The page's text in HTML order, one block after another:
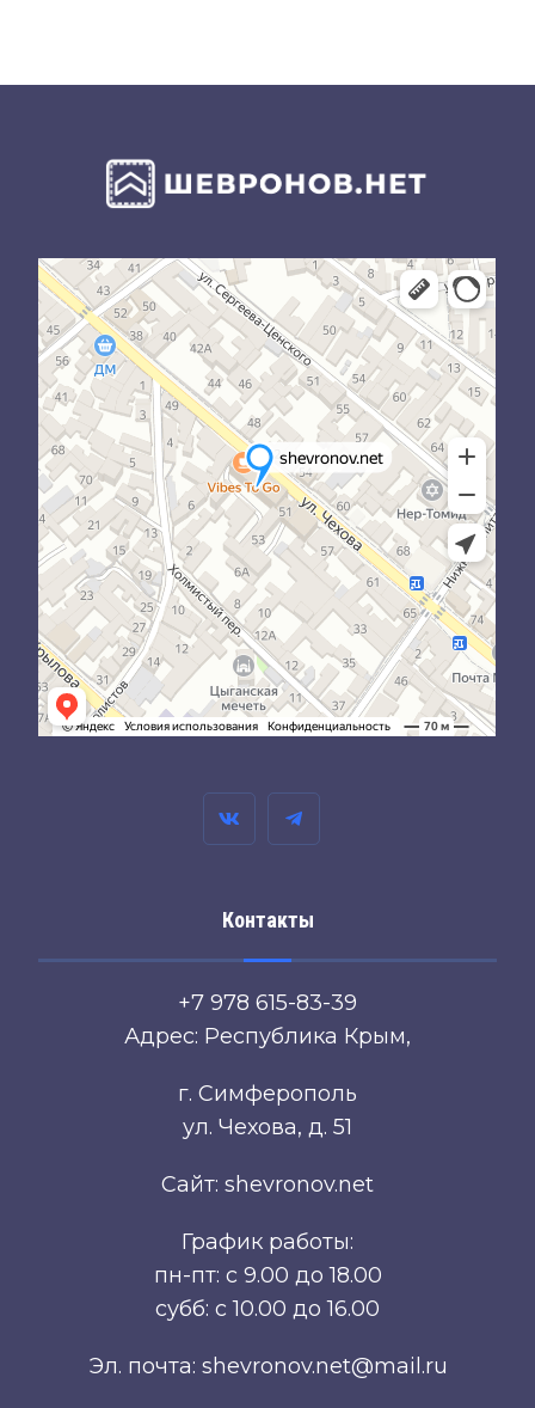
Контакты
+7 978 615-83-39
Адрес: Республика Крым,
г. Симферополь
ул. Чехова, д. 51
Сайт: shevronov.net
График работы:
пн-пт: с 9.00 до 18.00
субб: с 10.00 до 16.00
Эл. почта: shevronov.net@mail.ru